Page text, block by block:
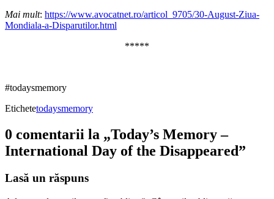
Mai mult: https://www.avocatnet.ro/articol_9705/30-August-Ziua-
Mondiala-a-Disparutilor.html
*****
#todaysmemory
Etichetetodaysmemory
0 comentarii la „Today’s Memory –
International Day of the Disappeared”
Lasă un răspuns